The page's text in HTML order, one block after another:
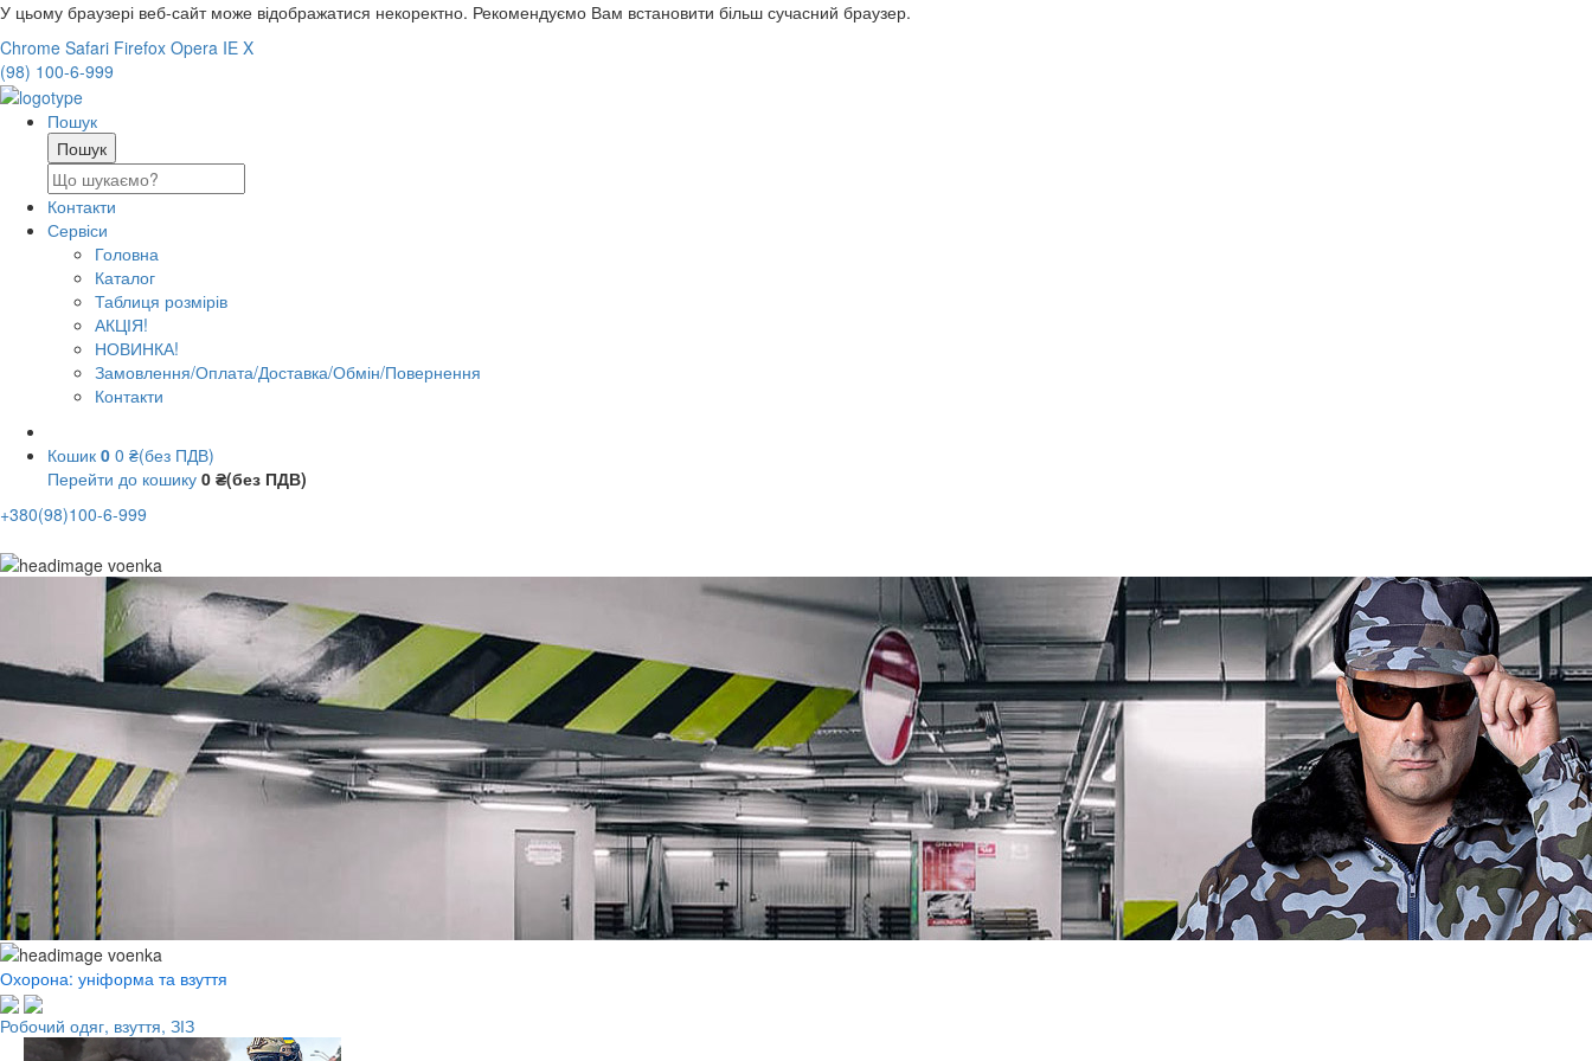
У цьому браузері веб-сайт може відображатися некоректно. Рекомендуємо Вам встановити більш сучасний браузер.
Chrome Safari Firefox Opera IE X
(98) 100-6-999
Пошук
Контакти
Сервіси
Головна
Каталог
Таблиця розмірів
АКЦІЯ!
НОВИНКА!
Замовлення/Оплата/Доставка/Обмін/Повернення
Контакти
Кошик 0 0 ₴(без ПДВ)
Перейти до кошику 0 ₴(без ПДВ)
+380(98)100-6-999
Охорона: уніформа та взуття
Робочий одяг, взуття, ЗІЗ